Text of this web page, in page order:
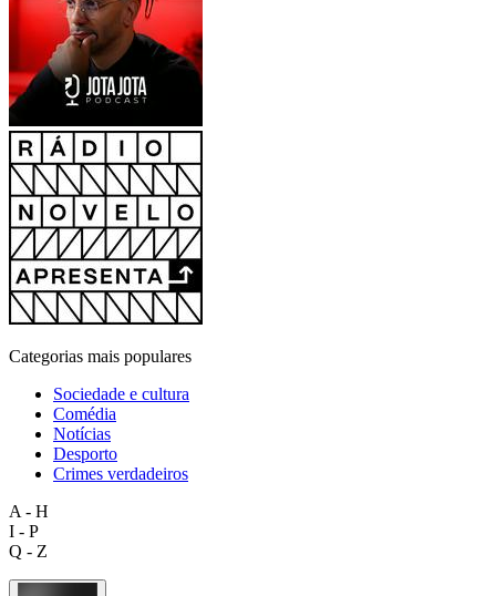
Categorias mais populares
Sociedade e cultura
Comédia
Notícias
Desporto
Crimes verdadeiros
A - H
I - P
Q - Z